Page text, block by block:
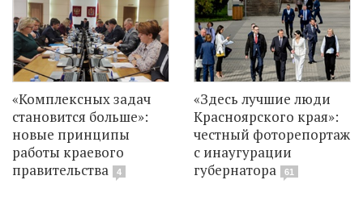
«Комплексных задач
становится больше»:
новые принципы
работы краевого
правительства
4
«Здесь лучшие люди
Красноярского края»:
честный фоторепортаж
с инаугурации
губернатора
61